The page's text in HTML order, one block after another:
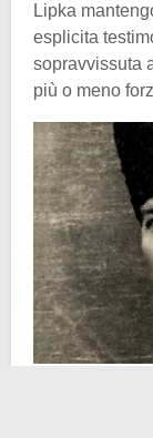
Lipka
esplicita
sopravvissuta
più o meno